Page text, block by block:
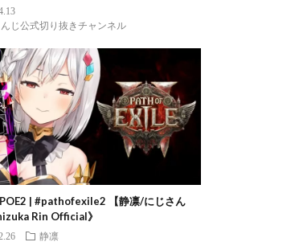
じ公式切り抜きチャンネル
| #pathofexile2 【静凛/にじさん
Rin Official》
静凛